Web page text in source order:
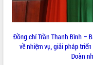
Thứ trưởng Bộ Nông nghiệp và Môi
trường Nguyễn Hoàng Hiệp khảo sát
sầu riêng tại Đắk Lắk
Trình diễn nghệ thuật chế biến các
Đồng chí Trần Thanh Bình –
về nhiệm vụ, giải pháp
Đoàn